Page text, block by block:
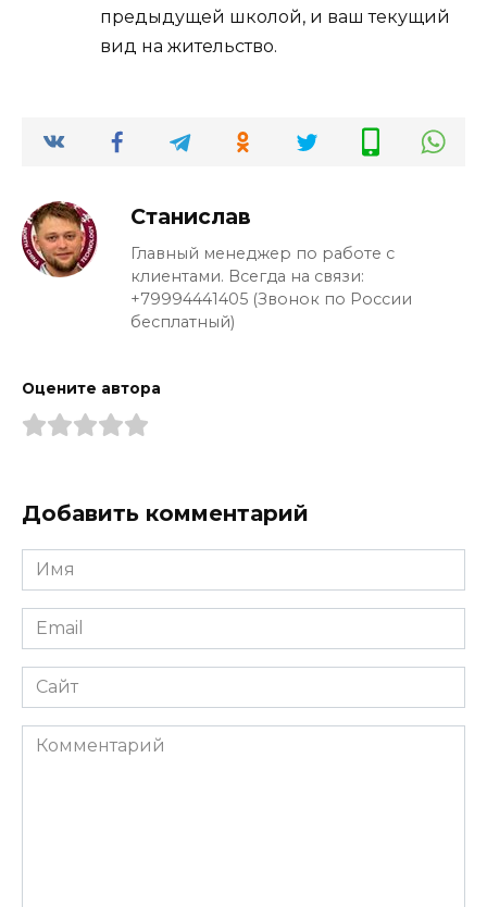
предыдущей школой, и ваш текущий
вид на жительство.
Станислав
Главный менеджер по работе с
клиентами. Всегда на связи:
+79994441405 (Звонок по России
бесплатный)
Оцените автора
Добавить комментарий
Имя
*
Email
*
Сайт
Комментарий